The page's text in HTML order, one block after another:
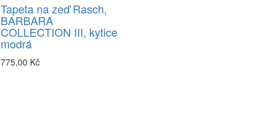
Tapeta na zeď Rasch,
BARBARA
COLLECTION III, kytice
modrá
775,00 Kč